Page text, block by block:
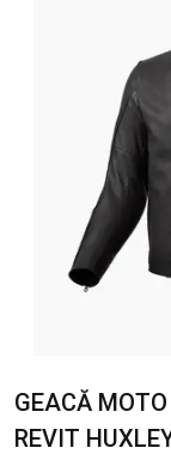
GEACĂ
REVIT